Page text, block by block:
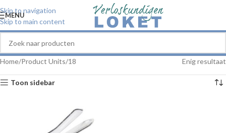
Skip to navigation
Skip to main content
MENU
Home Product Units 18 Enig resultaat
Toon sidebar